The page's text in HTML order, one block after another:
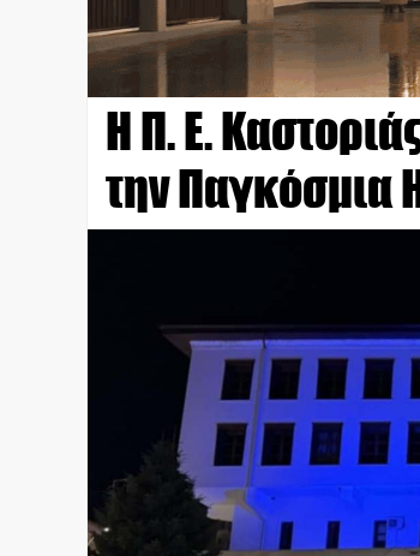
Η Π. Ε.
την Παγκόσμια